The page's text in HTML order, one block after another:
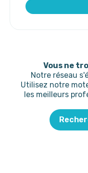
Vous ne
Notre réseau
Utilisez notre
les meilleurs